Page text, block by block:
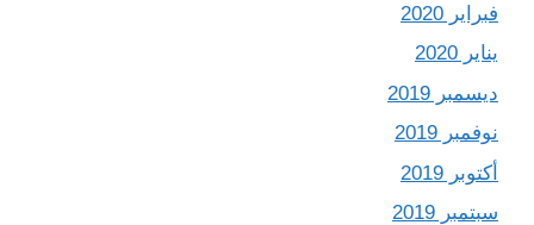
فبراير 2020
يناير 2020
ديسمبر 2019
نوفمبر 2019
أكتوبر 2019
سبتمبر 2019